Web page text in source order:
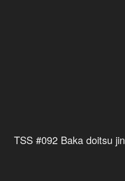
TSS #092 Baka doitsu jin